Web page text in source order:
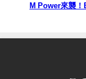
M Power來襲！